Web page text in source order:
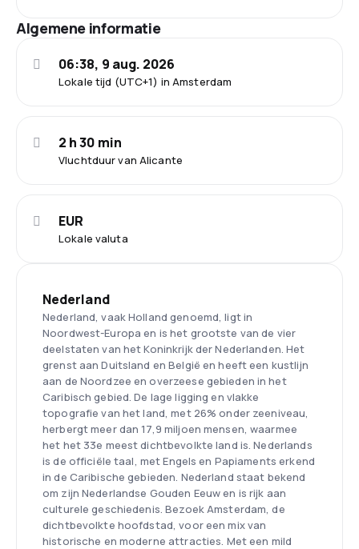
Algemene informatie
Lokale tijd (UTC+1) in Amsterdam
06:38, 9 aug. 2026
Vluchtduur van Alicante
2 h 30 min
Lokale valuta
EUR
Nederland
Nederland, vaak Holland genoemd, ligt in
Noordwest-Europa en is het grootste van de vier
deelstaten van het Koninkrijk der Nederlanden. Het
grenst aan Duitsland en België en heeft een kustlijn
aan de Noordzee en overzeese gebieden in het
Caribisch gebied. De lage ligging en vlakke
topografie van het land, met 26% onder zeeniveau,
herbergt meer dan 17,9 miljoen mensen, waarmee
het het 33e meest dichtbevolkte land is. Nederlands
is de officiële taal, met Engels en Papiaments erkend
in de Caribische gebieden. Nederland staat bekend
om zijn Nederlandse Gouden Eeuw en is rijk aan
culturele geschiedenis. Bezoek Amsterdam, de
dichtbevolkte hoofdstad, voor een mix van
historische en moderne attracties. Met een mild